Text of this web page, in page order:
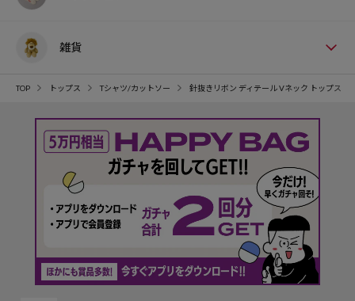
雑貨
TOP トップス Tシャツ/カットソー 針抜きリボン ディテール Vネック トップス